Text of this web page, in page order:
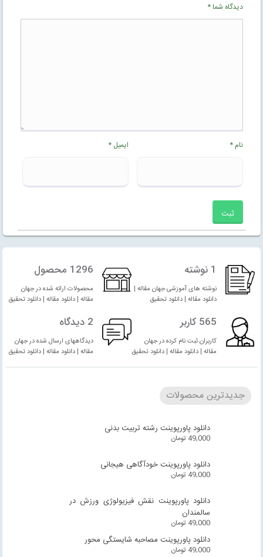
دیدگاه شما*
نام* ایمیل*
1 نوشته
نوشته های آموزشی جهان مقاله |
دانلود مقاله | دانلود تحقیق
1296 محصول
محصولات ارائه شده در جهان
مقاله | دانلود مقاله | دانلود تحقیق
565 کاربر
کاربران ثبت نام کرده در جهان
مقاله | دانلود مقاله | دانلود تحقیق
2 دیدگاه
دیدگاههای ارسال شده در جهان
مقاله | دانلود مقاله | دانلود تحقیق
جدیدترین محصولات
دانلود پاورپوینت رشته تربیت بدنی
49,000 تومان
دانلود پاورپوینت خودآگاهی هیجانی
49,000 تومان
دانلود پاورپوینت نقش فیزیولوژی ورزش در
سالمندان
49,000 تومان
دانلود پاورپوینت مصاحبه شایستگی محور
49,000 تومان